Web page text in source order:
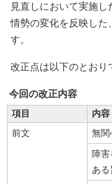
見直しにおいて実施
情勢の変化を反映した
す。
改正点は以下のとおり
今回の改正内容
項目
内容
前文
無関
障害
あ